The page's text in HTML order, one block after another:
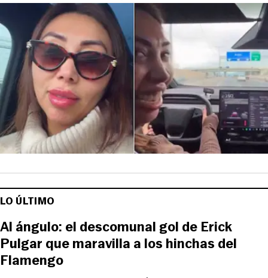
LO ÚLTIMO
Al ángulo: el descomunal gol de Erick
Pulgar que maravilla a los hinchas del
Flamengo